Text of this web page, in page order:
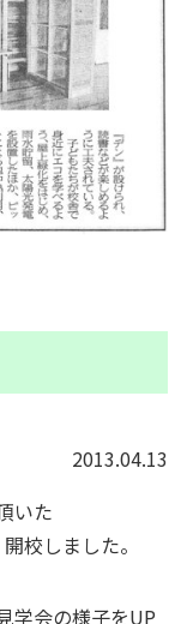
2013.04.13
いた
校しました。
学会の様子をUP